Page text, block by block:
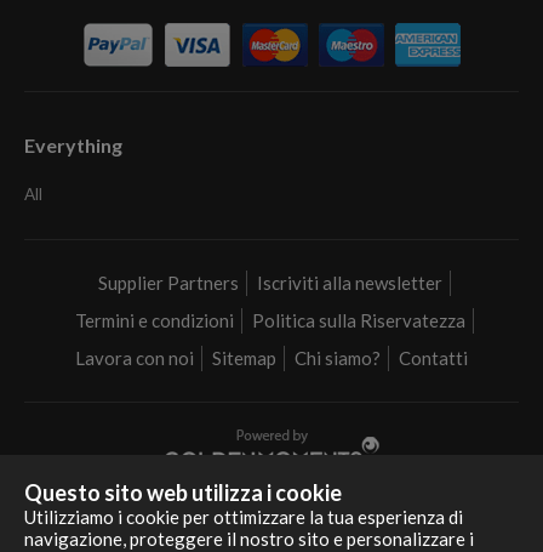
Everything
All
Supplier Partners
Iscriviti alla newsletter
Termini e condizioni
Politica sulla Riservatezza
Lavora con noi
Sitemap Chi siamo? Contatti
Realizziamo i tuoi sogni in tutta Italia
Questo sito web utilizza i cookie
Utilizziamo i cookie per ottimizzare la tua esperienza di
navigazione, proteggere il nostro sito e personalizzare i